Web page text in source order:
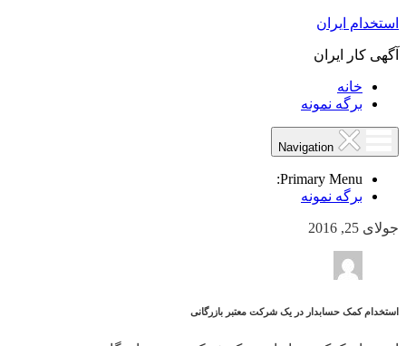
استخدام ایران
آگهی کار ایران
خانه
برگه نمونه
Primary Menu:
برگه نمونه
جولای 25, 2016
استخدام کمک حسابدار در یک شرکت معتبر بازرگانی